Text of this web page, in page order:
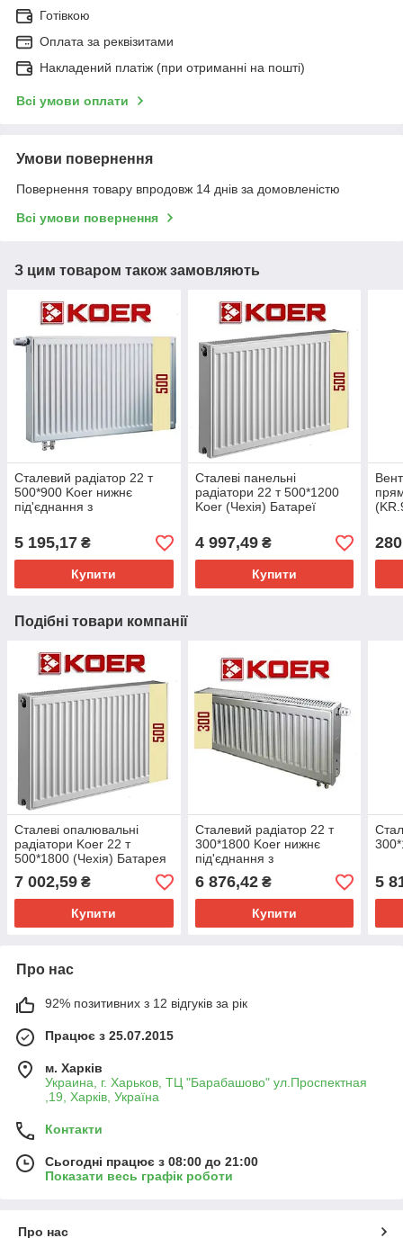
Готівкою
Оплата за реквізитами
Накладений платіж (при отриманні на пошті)
Всі умови оплати
Умови повернення
Повернення товару впродовж 14 днів за домовленістю
Всі умови повернення
З цим товаром також замовляють
Сталевий радіатор 22 т
500*900 Koer нижнє
під'єднання з
5 195,17 ₴
Купити
Сталеві панельні
радіатори 22 т 500*1200
Koer (Чехія) Батареї
4 997,49₴
Купити
Подібні товари компанії
Сталеві опалювальні
радіатори Koer 22 т
500*1800 (Чехія) Батарея
7 002,59 ₴
Купити
Сталевий радіатор 22 т
300*1800 Koer нижнє
під'єднання з
6 876,42₴
Купити
5
Про нас
92% позитивних з 12 відгуків за рік
Працює з 25.07.2015
м. Харків
Украина, г. Харьков, ТЦ "Барабашово" ул.Проспектная
,19, Харків, Україна
Контакти
Сьогодні працює з 08:00 до 21:00
Показати весь графік роботи
Про нас